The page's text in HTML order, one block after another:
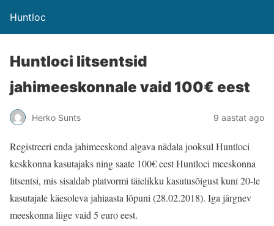
Huntloc
Huntloci litsentsid
jahimeeskonnale vaid 100€ eest
Herko Sunts 9 aastat ago
Registreeri enda jahimeeskond algava nädala jooksul Huntloci
keskkonna kasutajaks ning saate 100€ eest Huntloci meeskonna
litsentsi, mis sisaldab platvormi täielikku kasutusõigust kuni 20-le
kasutajale käesoleva jahiaasta lõpuni (28.02.2018). Iga järgnev
meeskonna liige vaid 5 euro eest.